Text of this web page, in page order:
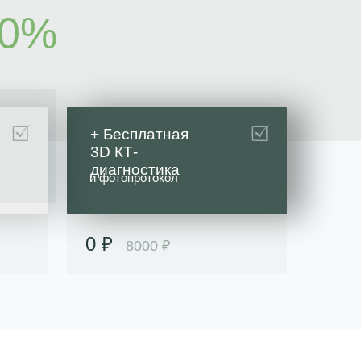
+ Бесплатная
3D КТ-
диагностика
и фотопротокол
0 ₽ 8000 ₽